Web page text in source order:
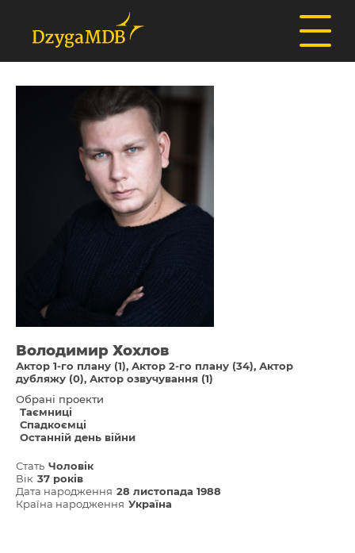
Володимир Хохлов
Актор 1-го плану (1) Актор 2-го плану (34) Актор
дубляжу (0) Актор озвучування (1)
Обрані проекти
Таємниці
Спадкоємці
Останній день війни
Стать Чоловік
Вік 37 років
Дата народження 28 листопада 1988
Країна народження Україна